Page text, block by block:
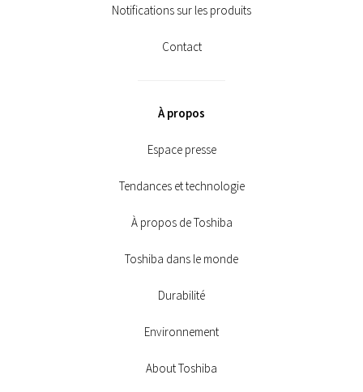
Notifications sur les produits
Contact
À propos
Espace presse
Tendances et technologie
À propos de Toshiba
Toshiba dans le monde
Durabilité
Environnement
About Toshiba